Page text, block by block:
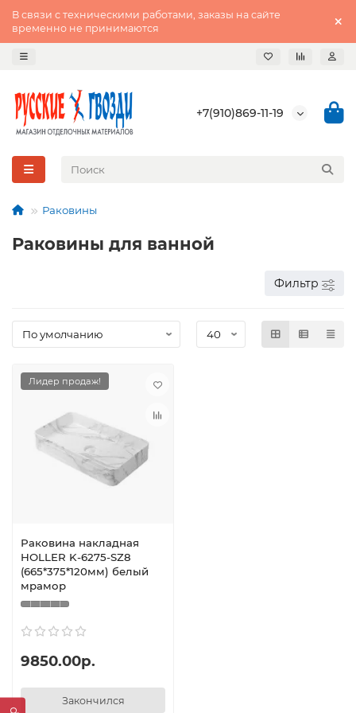
В связи с техническими работами, заказы на сайте
временно не принимаются
+7(910)869-11-19
Раковины
Раковины для ванной
Фильтр
Лидер продаж!
Раковина накладная
HOLLER K-6275-SZ8
(665*375*120мм) белый
мрамор
9850.00р.
Закончился